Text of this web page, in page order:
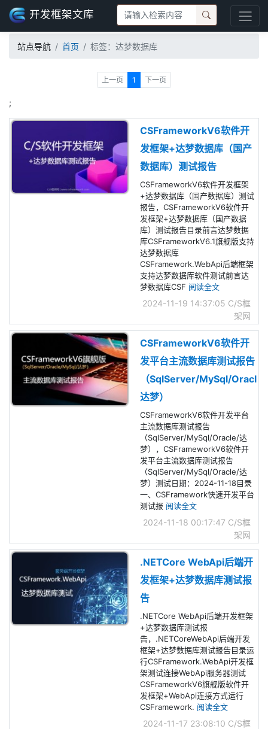
开发框架文库
站点导航 首页 标签：达梦数据库
上一页 1 下一页
;
CSFrameworkV6软件开
发框架+达梦数据库（国产
数据库）测试报告
CSFrameworkV6软件开发框架
+达梦数据库（国产数据库）测试
报告，CSFrameworkV6软件开
发框架+达梦数据库（国产数据
库）测试报告目录前言达梦数据
库CSFrameworkV6.1旗舰版支持
达梦数据库
CSFramework.WebApi后端框架
支持达梦数据库软件测试前言达
梦数据库CSF 阅读全文
2024-11-19 14:37:05 C/S框
架网
CSFrameworkV6软件开
发平台主流数据库测试报告
（SqlServer/MySql/Oracle/
达梦）
CSFrameworkV6软件开发平台
主流数据库测试报告
（SqlServer/MySql/Oracle/达
梦），CSFrameworkV6软件开
发平台主流数据库测试报告
（SqlServer/MySql/Oracle/达
梦）测试日期：2024-11-18目录
一、CSFramework快速开发平台
测试报 阅读全文
2024-11-18 00:17:47 C/S框
架网
.NETCore WebApi后端开
发框架+达梦数据库测试报
告
.NETCore WebApi后端开发框架
+达梦数据库测试报
告，.NETCoreWebApi后端开发
框架+达梦数据库测试报告目录运
行CSFramework.WebApi开发框
架测试连接WebApi服务器测试
CSFrameworkV6旗舰版软件开
发框架+WebApi连接方式运行
CSFramework. 阅读全文
2024-11-17 23:08:10 C/S框